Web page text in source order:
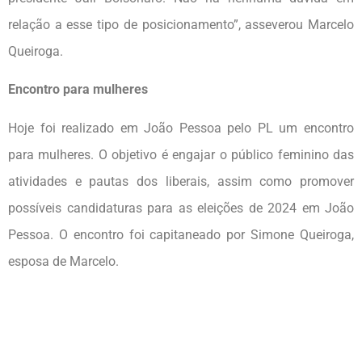
relação a esse tipo de posicionamento”, asseverou Marcelo
Queiroga.
Encontro para mulheres
Hoje foi realizado em João Pessoa pelo PL um encontro
para mulheres. O objetivo é engajar o público feminino das
atividades e pautas dos liberais, assim como promover
possíveis candidaturas para as eleições de 2024 em João
Pessoa. O encontro foi capitaneado por Simone Queiroga,
esposa de Marcelo.